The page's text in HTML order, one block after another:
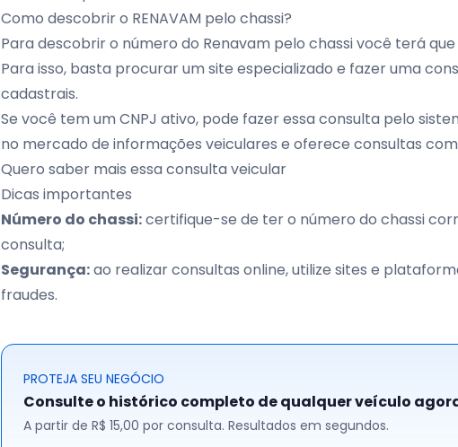
Como descobrir o RENAVAM pelo chassi?
Para descobrir o número do Renavam pelo chassi você terá
Para isso, basta procurar um site especializado e fazer uma
cadastrais.
Se você tem um CNPJ ativo, pode fazer essa consulta pelo
no mercado de informações veiculares e oferece consultas
Quero saber mais essa consulta veicular
Dicas importantes
Número do chassi:certifique-se de ter o número do chassi
consulta;
Segurança:ao realizar consultas online, utilize sites e
fraudes.
PROTEJA SEU NEGÓCIO
Consulte o histórico completo de qualquer veículo
A partir de R$ 15,00 por consulta. Resultados em segundos.